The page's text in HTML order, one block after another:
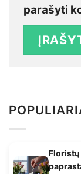
parašyti
Floristų